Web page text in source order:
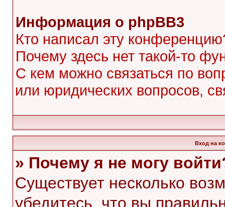
Информация о phpBB3
Кто написал эту
Почему здесь нет такой-то
С кем можно связаться по
или юридических вопросов,
Вход на
» Почему я не могу
Существует несколько
убедитесь, что вы